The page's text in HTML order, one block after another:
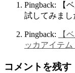
Pingback: 【
試してみま
Pingback:
【
ッカアイテ
コメントを残す